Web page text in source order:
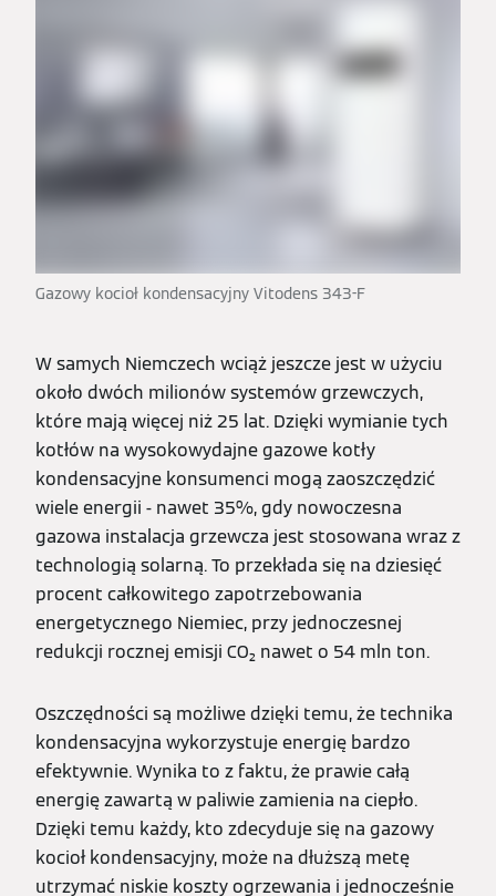
Gazowy kocioł kondensacyjny Vitodens 343-F
W samych Niemczech wciąż jeszcze jest w użyciu
około dwóch milionów systemów grzewczych,
które mają więcej niż 25 lat. Dzięki wymianie tych
kotłów na wysokowydajne gazowe kotły
kondensacyjne konsumenci mogą zaoszczędzić
wiele energii - nawet 35%, gdy nowoczesna
gazowa instalacja grzewcza jest stosowana wraz z
technologią solarną. To przekłada się na dziesięć
procent całkowitego zapotrzebowania
energetycznego Niemiec, przy jednoczesnej
redukcji rocznej emisji CO₂ nawet o 54 mln ton.
Oszczędności są możliwe dzięki temu, że technika
kondensacyjna wykorzystuje energię bardzo
efektywnie. Wynika to z faktu, że prawie całą
energię zawartą w paliwie zamienia na ciepło.
Dzięki temu każdy, kto zdecyduje się na gazowy
kocioł kondensacyjny, może na dłuższą metę
utrzymać niskie koszty ogrzewania i jednocześnie